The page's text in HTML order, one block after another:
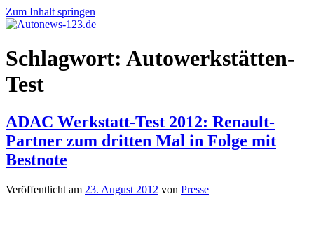
Zum Inhalt springen
Autonews-
123.de
Autonews
mit
Schlagwort: Autowerkstätten-
Test
ADAC Werkstatt-Test 2012: Renault-
Partner zum dritten Mal in Folge mit
Bestnote
Veröffentlicht am 23. August 2012 von Presse